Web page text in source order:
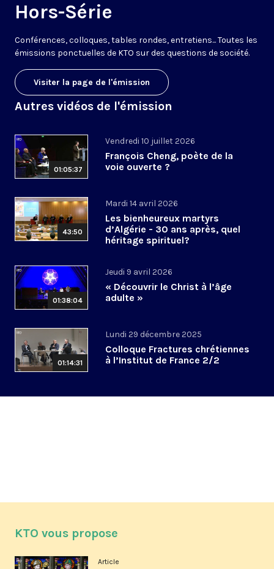
Hors-Série
Conférences, colloques, tables rondes, entretiens... Toutes les
émissions ponctuelles de KTO sur des questions de société.
Visiter la page de l'émission
Autres vidéos de l'émission
01:05:37
Vendredi 10 juillet 2026
François Cheng, poète de la
voie ouverte ?
43:50
Mardi 14 avril 2026
Les bienheureux martyrs
d’Algérie - 30 ans après, quel
héritage spirituel?
01:38:04
Jeudi 9 avril 2026
« Découvrir le Christ à l’âge
adulte »
01:14:31
Lundi 29 décembre 2025
Colloque Fractures chrétiennes
à l’Institut de France 2/2
KTO vous propose
Article